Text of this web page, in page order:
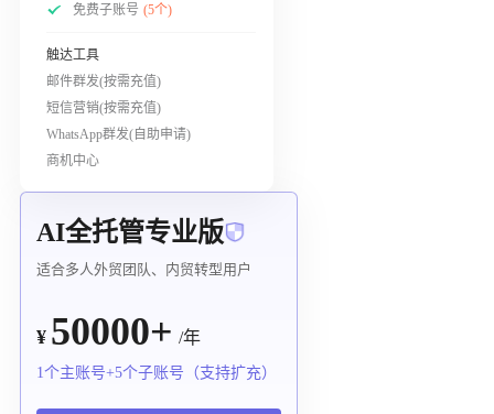
免费子账号 (5个)
触达工具
邮件群发(按需充值)
短信营销(按需充值)
WhatsApp群发(自助申请)
商机中心
AI全托管专业版
适合多人外贸团队、内贸转型用户
¥ 50000+ /年
1个主账号+5个子账号（支持扩充）